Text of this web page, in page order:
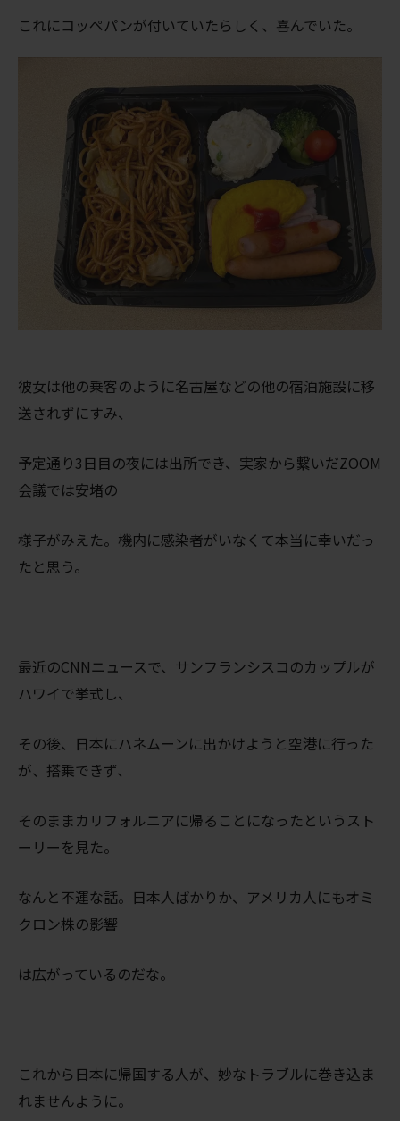
これにコッペパンが付いていたらしく、喜んでいた。
彼女は他の乗客のように名古屋などの他の宿泊施設に移
送されずにすみ、
予定通り3日目の夜には出所でき、実家から繋いだZOOM
会議では安堵の
様子がみえた。機内に感染者がいなくて本当に幸いだっ
たと思う。
最近のCNNニュースで、サンフランシスコのカップルが
ハワイで挙式し、
その後、日本にハネムーンに出かけようと空港に行った
が、搭乗できず、
そのままカリフォルニアに帰ることになったというスト
ーリーを見た。
なんと不運な話。日本人ばかりか、アメリカ人にもオミ
クロン株の影響
は広がっているのだな。
これから日本に帰国する人が、妙なトラブルに巻き込ま
れませんように。